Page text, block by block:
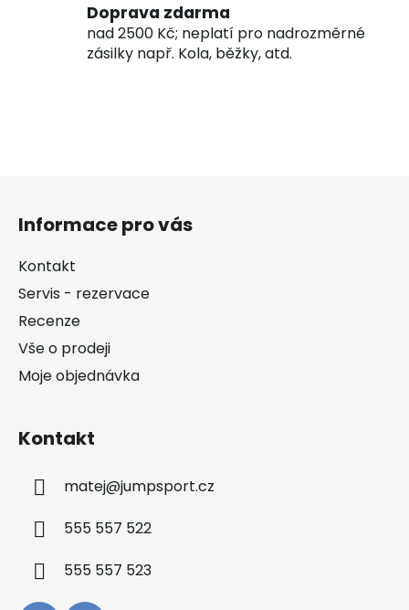
Doprava zdarma
nad 2500 Kč; neplatí pro nadrozměrné
zásilky např. Kola, běžky, atd.
Informace pro vás
Kontakt
Servis - rezervace
Recenze
Vše o prodeji
Moje objednávka
Kontakt
matej@jumpsport.cz
555 557 522
555 557 523